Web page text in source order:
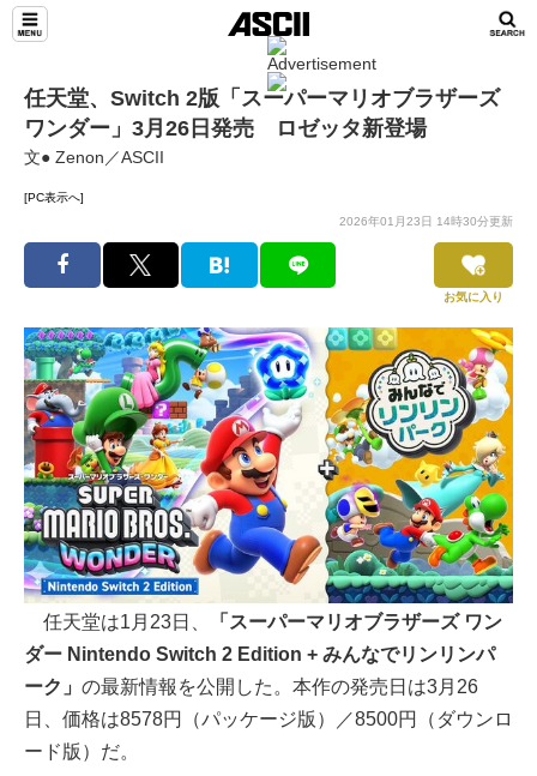
任天堂、Switch 2版「スーパーマリオブラザーズ
ワンダー」3月26日発売 ロゼッタ新登場
文● Zenon／ASCII
[PC表示へ]
2026年01月23日 14時30分更新
お気に入り
任天堂は1月23日、
「スーパーマリオブラザーズ ワン
ダー Nintendo Switch 2 Edition + みんなでリンリンパ
ーク」 の最新情報を公開した。本作の発売日は3月26
日、価格は8578円（パッケージ版）／8500円（ダウンロ
ード版）だ。